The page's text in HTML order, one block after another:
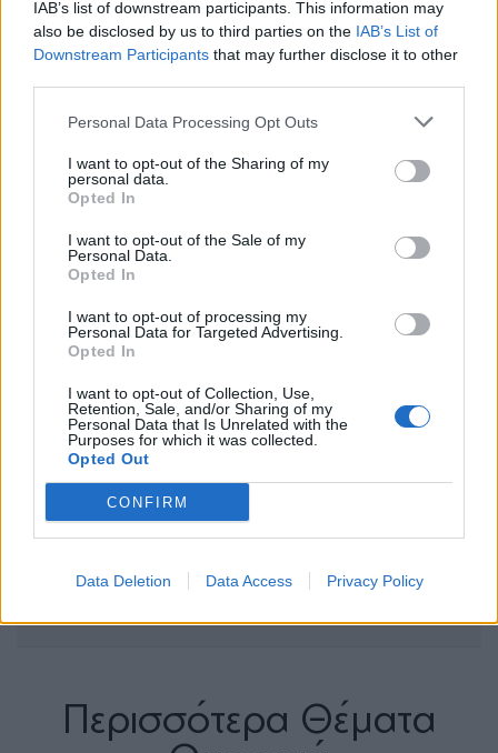
IAB’s list of downstream participants. This information may
also be disclosed by us to third parties on the IAB’s List of
Downstream Participants that may further disclose it to other
Personal Data Processing Opt Outs
I want to opt-out of the Sharing of my
personal data.
Opted In
I want to opt-out of the Sale of my
Personal Data.
Opted In
I want to opt-out of processing my
Personal Data for Targeted Advertising.
Opted In
I want to opt-out of Collection, Use,
Retention, Sale, and/or Sharing of my
Personal Data that Is Unrelated with the
Purposes for which it was collected.
Opted Out
CONFIRM
Data Deletion Data Access Privacy Policy
η ρουτίνα ομορφιάς της
H Kim εμφανίζεται χωρίς μακιγιάζ
ΛΟΥΚΊΑ ΣΑΝΙΔΆ
ΔΙΑΦΗΜΙΣΗ
Περισσότερα Θέματα